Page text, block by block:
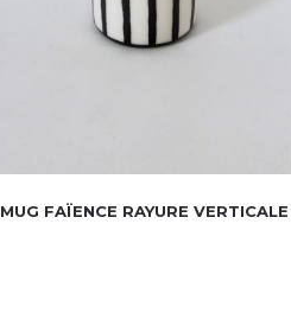
MUG FAÏENCE RAYURE VERTICALE